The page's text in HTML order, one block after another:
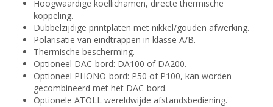
Hoogwaardige koellichamen, directe thermische
koppeling.
Dubbelzijdige printplaten met nikkel/gouden afwerking.
Polarisatie van eindtrappen in klasse A/B.
Thermische bescherming.
Optioneel DAC-bord: DA100 of DA200.
Optioneel PHONO-bord: P50 of P100, kan worden
gecombineerd met het DAC-bord.
Optionele ATOLL wereldwijde afstandsbediening.